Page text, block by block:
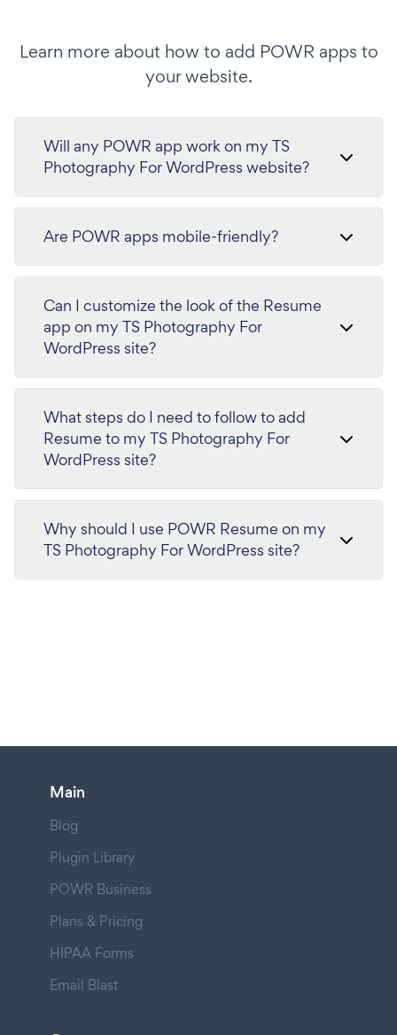
Learn more about how to add POWR apps to
your website.
Will any POWR app work on my TS
Photography For WordPress website?
Are POWR apps mobile-friendly?
Can I customize the look of the Resume
app on my TS Photography For
WordPress site?
What steps do I need to follow to add
Resume to my TS Photography For
WordPress site?
Why should I use POWR Resume on my
TS Photography For WordPress site?
Main
Blog
Plugin Library
POWR Business
Plans & Pricing
HIPAA Forms
Email Blast